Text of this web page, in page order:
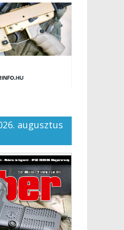
augusztus